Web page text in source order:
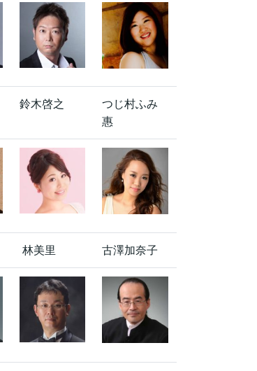
鈴木啓之
つじ村ふみ
惠
林美里 古澤加奈子